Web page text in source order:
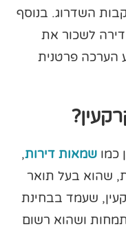
השדרוג. בנוסף
דירה לשכור את
הערכה פרטנית
כמושמאות דירות,
שהוא בעל תואר
שעמד בבחינת
ושהוא רשום